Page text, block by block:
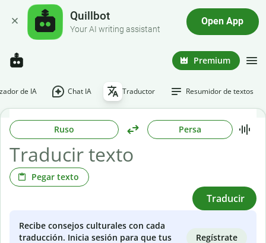
Quillbot
Your AI writing assistant
Open App
Premium
de IA Chat IA Traductor Resumidor de textos
Ruso Persa
Pegar texto
Traducir
Recibe consejos culturales con cada
traducción. Inicia sesión para que tus
Regístrate